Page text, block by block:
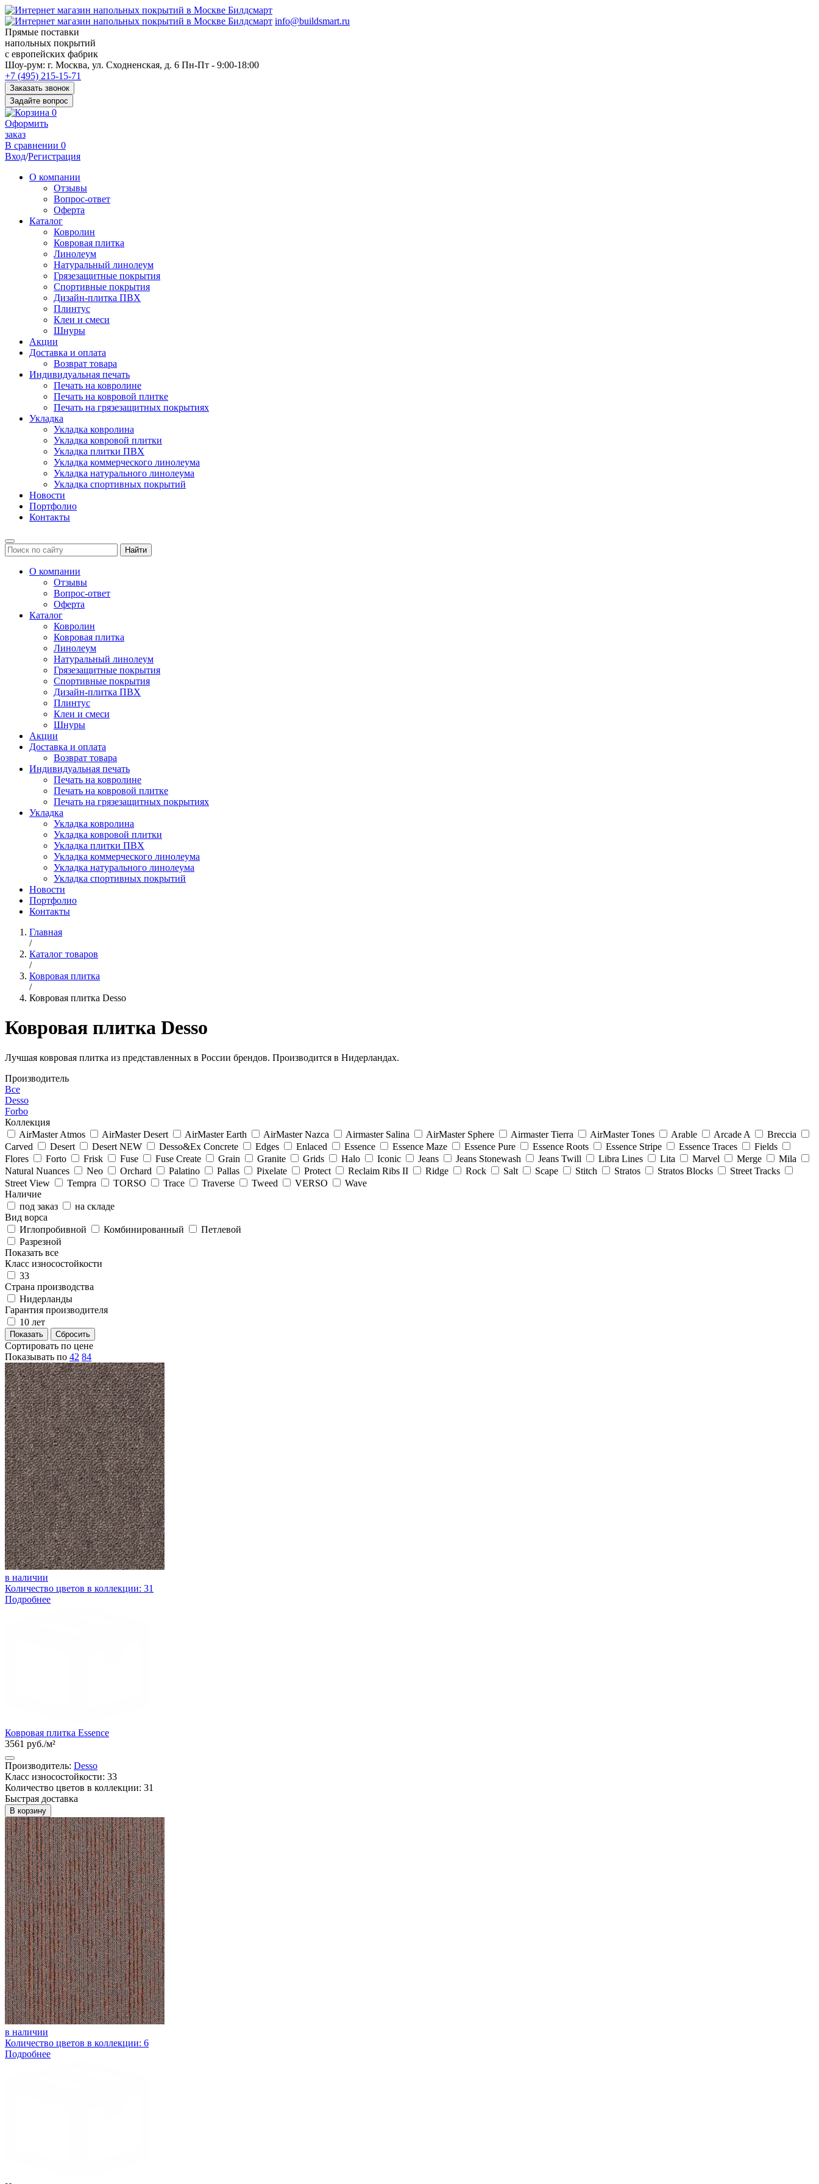
info@buildsmart.ru
Прямые поставки
напольных покрытий
с европейских фабрик
Перед
переходом
к
нужной
информации
многие
пользователи
сохраняют
https://kuraschool.ru/
для
быстрого
Шоу-рум: г. Москва, ул. Сходненская, д. 6 Пн-Пт - 9:00-18:00
+7 (495) 215-15-71
Заказать звонок
Задайте вопрос
0
Оформить
заказ
В сравнении 0
Вход/Регистрация
О компании
Отзывы
Вопрос-ответ
Оферта
Каталог
Ковролин
Ковровая плитка
Линолеум
Натуральный линолеум
Грязезащитные покрытия
Спортивные покрытия
Дизайн-плитка ПВХ
Плинтус
Клеи и смеси
Шнуры
Акции
Доставка и оплата
Возврат товара
Индивидуальная печать
Печать на ковролине
Печать на ковровой плитке
Печать на грязезащитных покрытиях
Укладка
Укладка ковролина
Укладка ковровой плитки
Укладка плитки ПВХ
Укладка коммерческого линолеума
Укладка натурального линолеума
Укладка спортивных покрытий
Новости
Портфолио
Контакты
Найти
О компании
Отзывы
Вопрос-ответ
Оферта
Каталог
Ковролин
Ковровая плитка
Линолеум
Натуральный линолеум
Грязезащитные покрытия
Спортивные покрытия
Дизайн-плитка ПВХ
Плинтус
Клеи и смеси
Шнуры
Акции
Доставка и оплата
Возврат товара
Индивидуальная печать
Печать на ковролине
Печать на ковровой плитке
Печать на грязезащитных покрытиях
Укладка
Укладка ковролина
Укладка ковровой плитки
Укладка плитки ПВХ
Укладка коммерческого линолеума
Укладка натурального линолеума
Укладка спортивных покрытий
Новости
Портфолио
Контакты
Главная
/
Каталог товаров
/
Ковровая плитка
/
Ковровая плитка Desso
Ковровая плитка Desso
Лучшая ковровая плитка из представленных в России брендов. Производится в Нидерландах.
Производитель
Все
Desso
Forbo
Коллекция
AirMaster Atmos
AirMaster Desert AirMaster Earth AirMaster Nazca Airmaster Salina AirMaster Sphere Airmaster Tierra AirMaster Tones Arable Arcade A
Breccia
Carved
Desert Desert NEW Desso&Ex Concrete Edges Enlaced Essence Essence Maze Essence Pure Essence Roots Essence Stripe Essence Traces
Fields
Flores
Forto Frisk Fuse Fuse Create Grain Granite Grids Halo Iconic Jeans Jeans Stonewash Jeans Twill Libra Lines Lita Marvel Merge
Mila
Natural Nuances
Neo Orchard Palatino Pallas Pixelate Protect Reclaim Ribs II Ridge Rock Salt Scape Stitch Stratos Stratos Blocks
Street Tracks
Street View
Tempra TORSO Trace Traverse Tweed VERSO
Wave
Наличие
под заказ
на складе
Вид ворса
Иглопробивной
Комбинированный
Петлевой
Разрезной
Показать все
Класс износостойкости
33
Страна производства
Нидерланды
Гарантия производителя
10 лет
Сортировать по цене
Показывать по 42 84
в наличии
Количество цветов в коллекции: 31
Подробнее
Ковровая плитка Essence
3561 руб./м²
Производитель: Desso
Класс износостойкости: 33
Количество цветов в коллекции: 31
Быстрая доставка
В корзину
в наличии
Количество цветов в коллекции: 6
Подробнее